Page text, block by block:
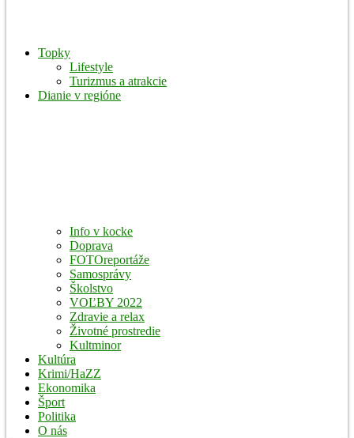
Topky
Lifestyle
Turizmus a atrakcie
Dianie v regióne
Info v kocke
Doprava
FOTOreportáže
Samosprávy
Školstvo
VOĽBY 2022
Zdravie a relax
Životné prostredie
Kultminor
Kultúra
Krimi/HaZZ
Ekonomika
Šport
Politika
O nás